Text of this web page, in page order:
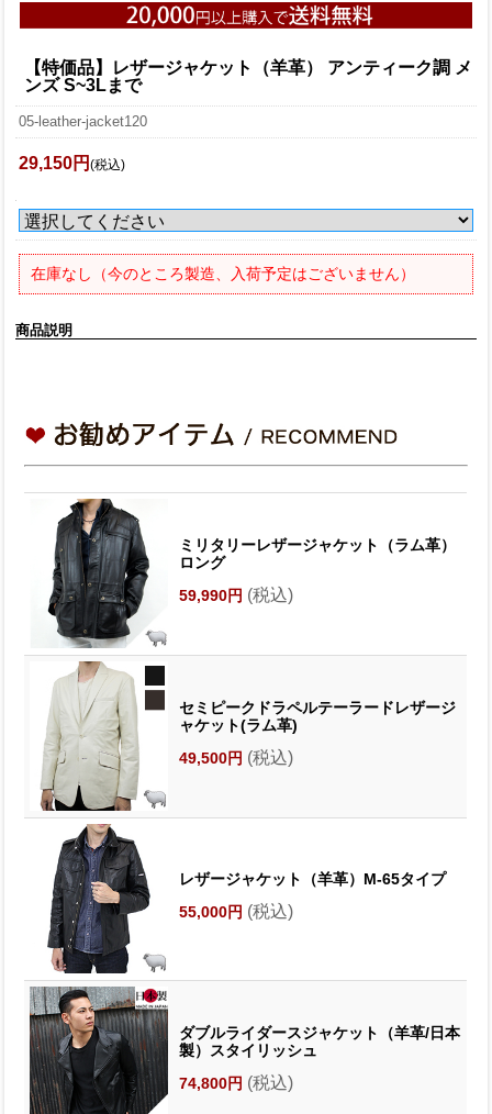
【特価品】レザージャケット（羊革） アンティーク調 メ
ンズ S~3Lまで
05-leather-jacket120
29,150円 (税込)
在庫なし（今のところ製造、入荷予定はございません）
商品説明
ミリタリーレザージャケット（ラム革）
ロング
59,990円 (税込)
セミピークドラペルテーラードレザージ
ャケット(ラム革)
49,500円 (税込)
レザージャケット（羊革）M-65タイプ
55,000円 (税込)
ダブルライダースジャケット（羊革/日本
製）スタイリッシュ
74,800円 (税込)